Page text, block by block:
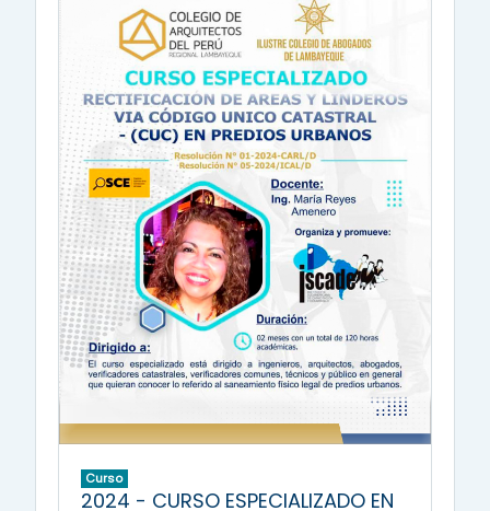
Curso
2024 - CURSO ESPECIALIZADO EN